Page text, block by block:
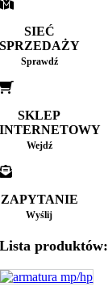
SIEĆ
SPRZEDAŻY
Sprawdź
SKLEP
INTERNETOWY
Wejdź
ZAPYTANIE
Wyślij
Lista produktów: